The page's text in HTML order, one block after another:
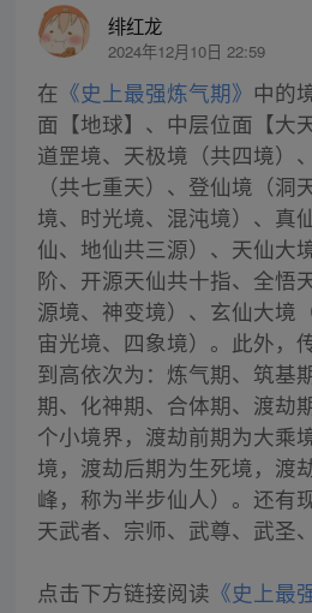
绯红龙
2024年12月10日 22:59
在 《史上最强炼气期》 中的
面【地球】、中层位面【大
道罡境、天极境（共四境）
（共七重天）、登仙境（洞
境、时光境、混沌境）、真
仙、地仙共三源）、天仙大
阶、开源天仙共十指、全悟
源境、神变境）、玄仙大境
宙光境、四象境）。此外，
到高依次为：炼气期、筑基
期、化神期、合体期、渡劫
个小境界，渡劫前期为大乘
境，渡劫后期为生死境，渡
峰，称为半步仙人）。还有
天武者、宗师、武尊、武圣
点击下方链接阅读 《史上最